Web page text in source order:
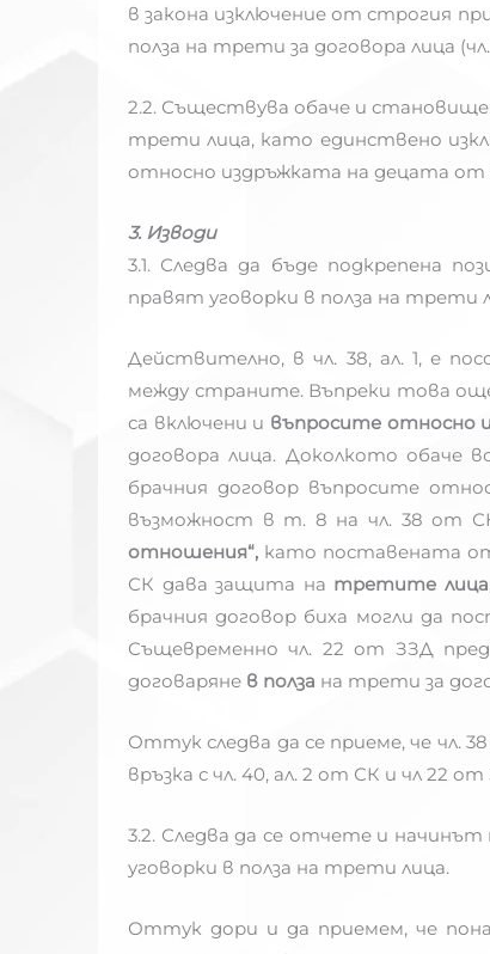
в закона изключение от строгия
полза на трети за договора лица
2.2. Съществува обаче и
трети лица, като единствено
относно издръжката на децата от
3. Изводи
3.1. Следва да бъде подкрепена
правят уговорки в полза на трети
Действително, в чл. 38, ал. 1, е
между страните. Въпреки това
са включени и въпросите относно
договора лица. Доколкото обаче
брачния договор въпросите
възможност в т. 8 на чл. 38 от
отношения“, като поставената
СК дава защита на третите
брачния договор биха могли да
Същевременно чл. 22 от ЗЗД
договаряне в полза на трети за
Оттук следва да се приеме, че чл.
връзка с чл. 40, ал. 2 от СК и чл 22
3.2. Следва да се отчете и
уговорки в полза на трети лица.
Оттук дори и да приемем, че